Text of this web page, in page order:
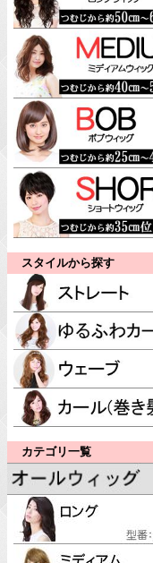
スタイルから探す
カテゴリ一覧